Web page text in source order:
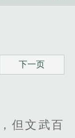
下一页
但文武百